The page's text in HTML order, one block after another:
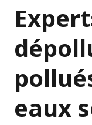
eaux